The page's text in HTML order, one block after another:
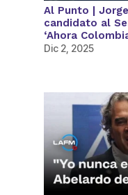
Al Punto |
candidato al
‘Ahora
Dic 2, 2025